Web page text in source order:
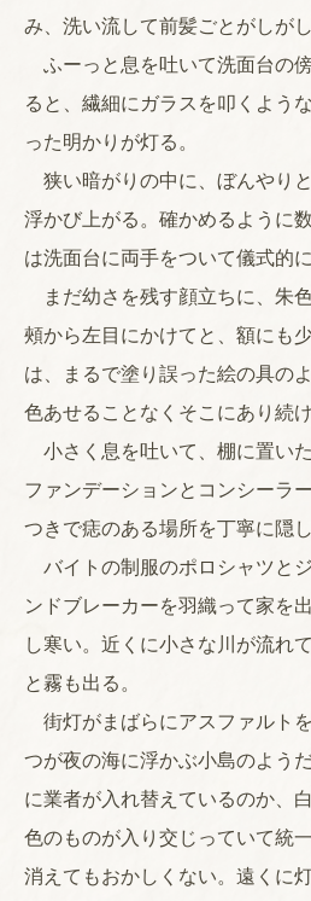
み、洗い流して前髪ごとがしが
ふーっと息を吐いて洗面台の
ると、繊細にガラスを叩くよう
った明かりが灯る。
狭い暗がりの中に、ぼんやり
浮かび上がる。確かめるように
は洗面台に両手をついて儀式的
まだ幼さを残す顔立ちに、朱
頰から左目にかけてと、額にも
は、まるで塗り誤った絵の具の
色あせることなくそこにあり続け
小さく息を吐いて、棚に置い
ファンデーションとコンシーラ
つきで痣のある場所を丁寧に隠し
バイトの制服のポロシャツと
ンドブレーカーを羽織って家を
し寒い。近くに小さな川が流れ
と霧も出る。
街灯がまばらにアスファルト
つが夜の海に浮かぶ小島のよう
に業者が入れ替えているのか、
色のものが入り交じっていて統
消えてもおかしくない。遠くに